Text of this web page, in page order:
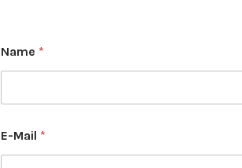
Name *
E-Mail *